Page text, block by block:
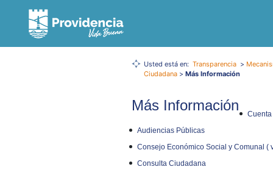
Usted está en: Transparencia >
Ciudadana > Más Información
Más Información
Audiencias Públicas
Consejo Económico Social y Comunal (
Consulta Ciudadana